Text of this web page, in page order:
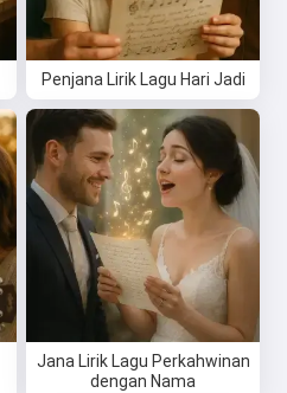
Penjana Lirik Lagu Hari Jadi
Jana Lirik Lagu Perkahwinan
dengan Nama